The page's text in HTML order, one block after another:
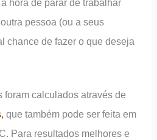
hora de parar de trabalhar
pessoa (ou a seus
chance de fazer o que deseja
foram calculados através de
que também pode ser feita em
Para resultados melhores e